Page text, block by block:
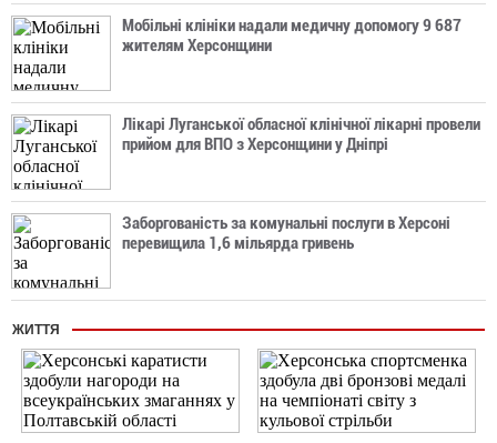
Мобільні клініки надали медичну допомогу 9 687
жителям Херсонщини
Лікарі Луганської обласної клінічної лікарні провели
прийом для ВПО з Херсонщини у Дніпрі
Заборгованість за комунальні послуги в Херсоні
перевищила 1,6 мільярда гривень
ЖИТТЯ